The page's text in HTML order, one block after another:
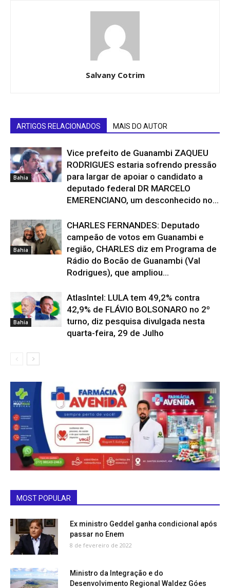
Salvany Cotrim
ARTIGOS RELACIONADOS MAIS DO AUTOR
Bahia
Vice prefeito de Guanambi ZAQUEU
RODRIGUES estaria sofrendo pressão
para largar de apoiar o candidato a
deputado federal DR MARCELO
EMERENCIANO, um desconhecido no...
Bahia
CHARLES FERNANDES: Deputado
campeão de votos em Guanambi e
região, CHARLES diz em Programa de
Rádio do Bocão de Guanambi (Val
Rodrigues), que ampliou...
Bahia
AtlasIntel: LULA tem 49,2% contra
42,9% de FLÁVIO BOLSONARO no 2º
turno, diz pesquisa divulgada nesta
quarta-feira, 29 de Julho
MOST POPULAR
Ex ministro Geddel ganha condicional após
passar no Enem
8 de fevereiro de 2022
Ministro da Integração e do
Desenvolvimento Regional Waldez Góes